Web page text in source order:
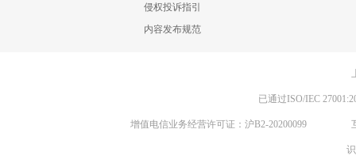
侵权投诉指引
内容发布规范
已通过ISO/IEC
增值电信业务经营许可证：沪B2-20200099